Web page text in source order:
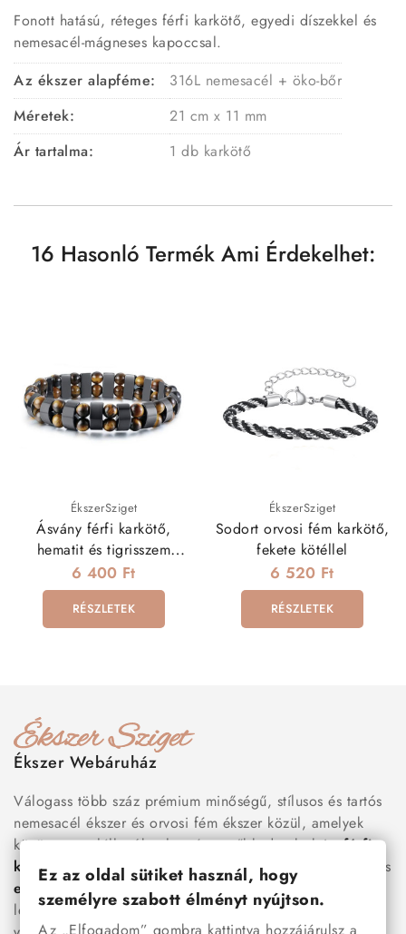
Fonott hatású, réteges férfi karkötő, egyedi díszekkel és
nemesacél-mágneses kapoccsal.
Az ékszer alapféme:
316L nemesacél + öko-bőr
Méretek:
21 cm x 11 mm
Ár tartalma:
1 db karkötő
16 Hasonló Termék Ami Érdekelhet:
ÉkszerSziget
Ásvány férfi karkötő,
hematit és tigrisszem
gyöngyökkel
6 400 Ft
RÉSZLETEK
ÉkszerSziget
Sodort orvosi fém karkötő,
fekete kötéllel
6 520 Ft
RÉSZLETEK
Ékszer Webáruház
Válogass több száz prémium minőségű, stílusos és tartós
nemesacél ékszer és orvosi fém ékszer közül, amelyek
között megtalálhatók a legnépszerűbb darabok is:férfi
karkötők
, női nyakláncok , karikagyűrűk
és
esküvői kiegészítőkegyaránt. Webáruházunkban a
legújabb trendeket követő, mégis időtálló ékszerek közül
Ez az oldal sütiket használ, hogy
személyre szabott élményt nyújtson.
Az „Elfogadom” gombra kattintva hozzájárulsz a